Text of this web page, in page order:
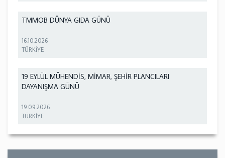
TMMOB DÜNYA GIDA GÜNÜ
16.10.2026
TÜRKİYE
19 EYLÜL MÜHENDİS, MİMAR, ŞEHİR PLANCILARI
DAYANIŞMA GÜNÜ
19.09.2026
TÜRKİYE